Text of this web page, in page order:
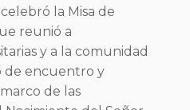
la Misa de
reunió a
y a la comunidad
de encuentro y
de las